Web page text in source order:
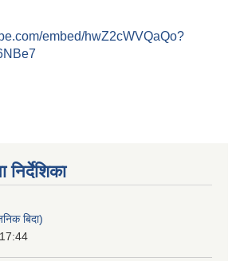
embed/hwZ2cWVQaQo?
बिदा)